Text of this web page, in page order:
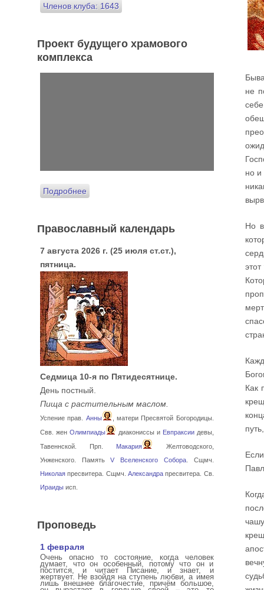
не
но и
Но
Как
Членов клуба: 1643
Проект будущего храмового
комплекса
Подробнее
Православный календарь
7 августа 2026 г. (25 июля ст.ст.),
пятница.
Седмица 10-я по Пятидесятнице.
День постный.
Пища с растительным маслом.
Успение прав. Анны
, матери Пресвятой Богородицы.
Свв. жен Олимпиады диакониссы и Евпраксиидевы,
Тавеннской. Прп. Макария
Желтоводского,
Унженского. ПамятьV Вселенского Собора. Сщмч.
Николая пресвитера. Сщмч. Александрапресвитера. Св.
Ираиды исп.
Проповедь
1 февраля
Очень опасно то состояние, когда человек
думает, что он особенный, потому что он и
постится, и читает Писание, и знает, и
жертвует. Не взойдя на ступень любви, а имея
лишь внешнее благочестие, причём большое,